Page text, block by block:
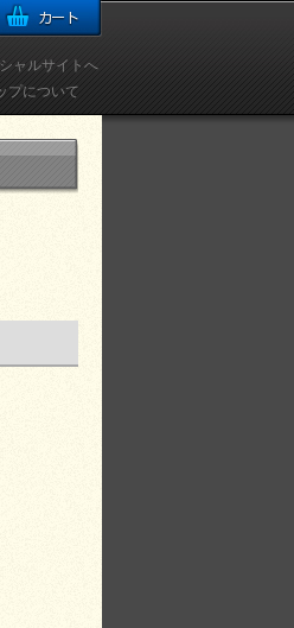
ャルサイトへ
プについて